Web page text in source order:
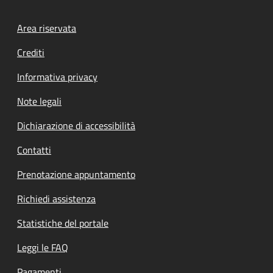
Footer menu
Area riservata
Crediti
Informativa privacy
Note legali
Dichiarazione di accessibilità
Contatti
Prenotazione appuntamento
Richiedi assistenza
Statistiche del portale
Leggi le FAQ